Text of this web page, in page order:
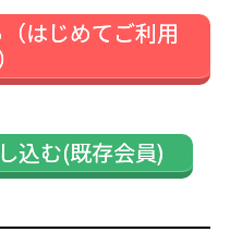
はじめてご利用
込む(既存会員)